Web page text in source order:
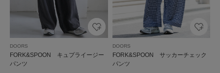
DOORS
FORK&SPOON キュプライージー
パンツ
DOORS
FORK&SPOON サッカーチェック
パンツ